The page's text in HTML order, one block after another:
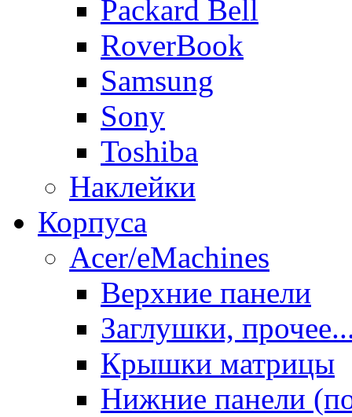
Packard Bell
RoverBook
Samsung
Sony
Toshiba
Наклейки
Корпуса
Acer/eMachines
Верхние панели
Заглушки,
Крышки матрицы
Нижние панели